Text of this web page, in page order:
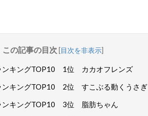
この記事の目次 [目次を非表示]
ンキングTOP10 1位 カカオフレンズ
ンキングTOP10 2位 すこぶる動くうさぎ
ンキングTOP10 3位 脂肪ちゃん